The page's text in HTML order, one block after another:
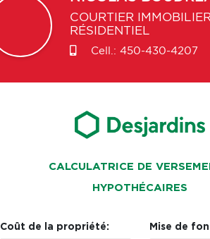
COURTIER IMMOBILIER
RÉSIDENTIEL
Cell.: 450-430-4207
CALCULATRICE DE
HYPOTHÉCAIRES
Coût de la propriété: Mise de